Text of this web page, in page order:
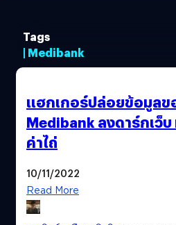
Tags
| Medibank
แฮกเกอร์ปล่อยข้อมูลข
Medibank ลงดาร์กเว็บ
ค่าไถ่
10/11/2022
Read More